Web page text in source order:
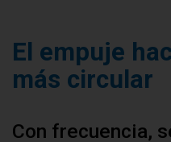
El empuje
más circular
Con frecuencia,